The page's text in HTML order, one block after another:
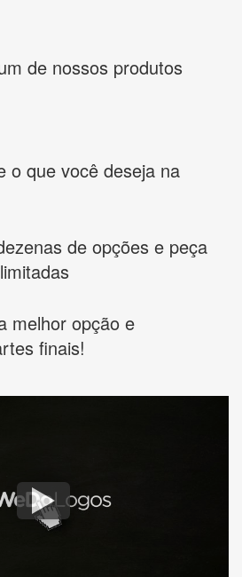
de nossos produtos
o que você deseja na
de opções e peça
melhor opção e
finais!